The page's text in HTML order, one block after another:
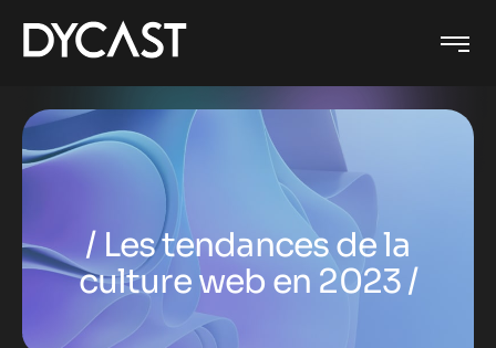
Les tendances de la
culture web en 2023